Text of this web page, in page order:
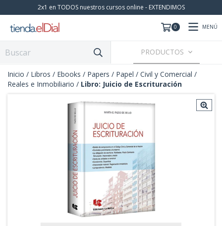
2x1 en TODOS nuestros cursos online - EXTENDIMOS
0 MENÚ
PRODUCTOS
Inicio / Libros / Ebooks / Papers / Papel / Civil y Comercial /
Reales e Inmobiliario / Libro: Juicio de Escrituración